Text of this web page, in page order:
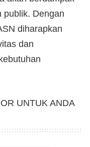
publik. Dengan
diharapkan
dan
UNTUK ANDA